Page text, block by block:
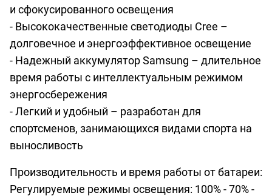
и сфокусированного освещения
- Высококачественные светодиоды Cree –
долговечное и энергоэффективное освещение
- Надежный аккумулятор Samsung – длительное
время работы с интеллектуальным режимом
энергосбережения
- Легкий и удобный – разработан для
спортсменов, занимающихся видами спорта на
выносливость
Производительность и время работы от батареи:
Регулируемые режимы освещения: 100% - 70% -